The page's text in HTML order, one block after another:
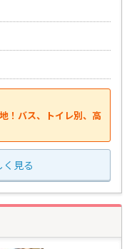
！バス、トイレ別、高
く見る